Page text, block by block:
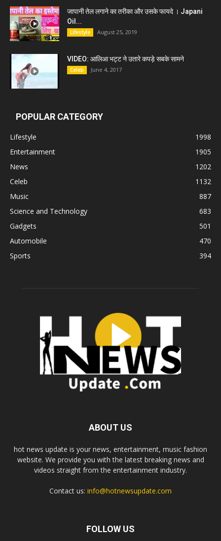
जापानी तेल लगाने का तरीका और उसके फायदे । Japani
Oil...
Lifestyle August 25, 2019
VIDEO: आलिआ भट्ट ने उतारे कपड़े सबके सामने
Celeb June 4, 2017
POPULAR CATEGORY
Lifestyle
1998
Entertainment
1905
News
1202
Celeb
1132
Music
887
Science and Technology
683
Gadgets
501
Automobile
470
Sports
394
ABOUT US
hot news update is your news, entertainment, music fashion
website. We provide you with the latest breaking news and
videos straight from the entertainment industry.
Contact us: info@hotnewsupdate.com
FOLLOW US